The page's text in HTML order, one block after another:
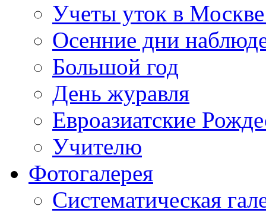
Учеты уток в
Осенние дни
Большой год
День журавля
Евроазиатские
Учителю
Фотогалерея
Систематическая